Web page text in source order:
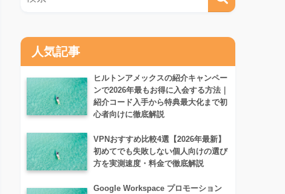
人気記事
ヒルトンアメックスの紹介キャンペー
ンで2026年最もお得に入会する方法｜
紹介コード入手から特典最大化まで初
心者向けに徹底解説
VPNおすすめ比較4選【2026年最新】
初めてでも失敗しない個人向けの選び
方を実測速度・料金で徹底解説
Google Workspace プロモーション